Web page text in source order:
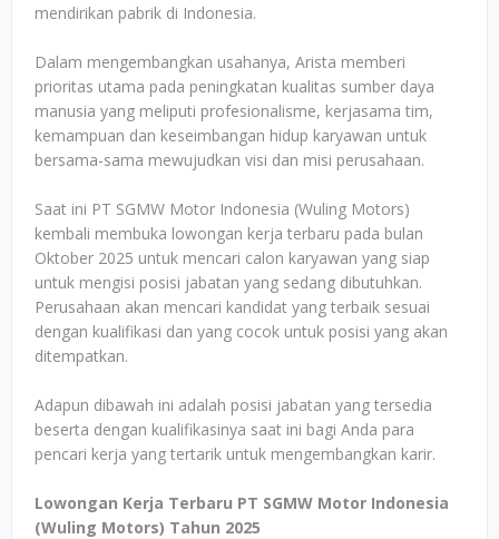
mendirikan pabrik di Indonesia.
Dalam mengembangkan usahanya, Arista memberi
prioritas utama pada peningkatan kualitas sumber daya
manusia yang meliputi profesionalisme, kerjasama tim,
kemampuan dan keseimbangan hidup karyawan untuk
bersama-sama mewujudkan visi dan misi perusahaan.
Saat ini PT SGMW Motor Indonesia (Wuling Motors)
kembali membuka lowongan kerja terbaru pada bulan
Oktober 2025 untuk mencari calon karyawan yang siap
untuk mengisi posisi jabatan yang sedang dibutuhkan.
Perusahaan akan mencari kandidat yang terbaik sesuai
dengan kualifikasi dan yang cocok untuk posisi yang akan
ditempatkan.
Adapun dibawah ini adalah posisi jabatan yang tersedia
beserta dengan kualifikasinya saat ini bagi Anda para
pencari kerja yang tertarik untuk mengembangkan karir.
Lowongan Kerja Terbaru PT SGMW Motor Indonesia
(Wuling Motors) Tahun 2025